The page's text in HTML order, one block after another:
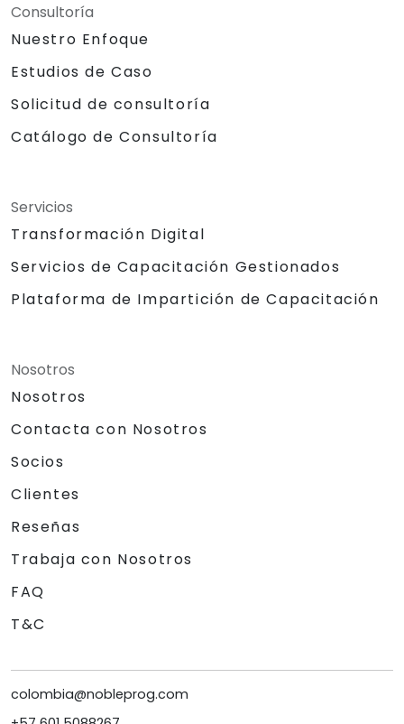
Consultoría
Nuestro Enfoque
Estudios de Caso
Solicitud de consultoría
Catálogo de Consultoría
Servicios
Transformación Digital
Servicios de Capacitación Gestionados
Plataforma de Impartición de Capacitación
Nosotros
Nosotros
Contacta con Nosotros
Socios
Clientes
Reseñas
Trabaja con Nosotros
FAQ
T&C
colombia@nobleprog.com